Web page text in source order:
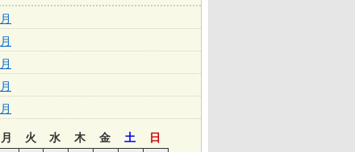
月 火 水 木 金 土 日